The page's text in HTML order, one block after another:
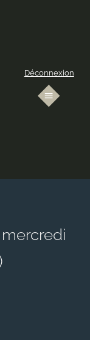
Déconnexion